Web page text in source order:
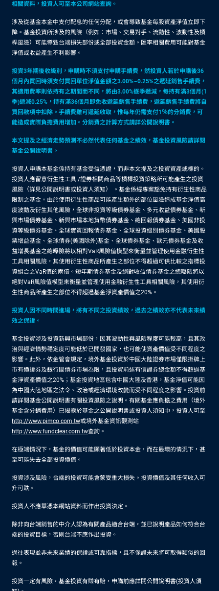
相關資料，投資人可至本公司網站查詢。
涉及從基金本金中支付配息的任何分配，或會導致基金每股資產淨值立即下
降。基金投資所涉及的風險（例如：市場、交易對手、流動性、波動性及槓
桿風險）可能導致台端損失部份或全部投資金額。匯率相關費用可能對基金
淨值或收益產生不利影響。
投資3年期後收級別，申購時不須支付申購手續費，然投資人若於申購後36
個月內買回時須支付買回單位淨值金額之3.00%~0.25%之遞延銷售手續費，
其適用費率則依持有之期間而不同，將由3.00%逐季遞減，每持有滿3個月(1
季)遞減0.25%，持有滿36個月即免收遞延銷售手續費，遞延銷售手續費將自
買回款項中扣除。手續費雖可遞延收取，惟每年仍需支付1％的分銷費，可
能造成實際負擔費用增加。分銷費之計算方式請詳公開說明書。
本文提及之經濟走勢預測不必然代表任何基金之績效，基金投資風險請詳閱
基金公開說明書。
投資人申購本基金係持有基金受益憑證，而非本文提及之投資資產或標的。
投資人應留意衍生性工具 /證券相關商品等槓桿投資策略所可能產生之投資
風險（詳見公開說明書或投資人須知） 。基金係經專案豁免持有衍生性商品
限制之基金。由於使用衍生性商品可能產生額外的部位風險造成基金淨值高
度波動及衍生其他風險，全球非投資等級債券基金、多元收益債券基金、新
興市場債券基金、新興市場本地貨幣債券基金、總回報債券基金、美國非投
資等級債券基金、全球實質回報債券基金、全球投資級別債券基金、美國股
票增益基金、全球債券(美國除外)基金、全球債券基金、歐元債券基金及收
益增長基金之總曝險將以相對VaR風險值模型來衡量並管理使用金融衍生性
工具相關風險，其使用衍生性商品所產生之部位不得超過可供比較之指標投
資組合之VaR值的兩倍。短年期債券基金及絕對收益債券基金之總曝險將以
絕對VaR風險值模型來衡量並管理使用金融衍生性工具相關風險，其使用衍
生性商品所產生之部位不得超過基金淨資產價值之20%。
投資人因不同時間進場，將有不同之投資績效，過去之績效亦不代表未來績
效之保證。
基金投資涉及投資新興市場部份，因其波動性與風險程度可能較高，且其政
治與經濟情勢穩定度可能低於已開發國家，也可能使資產價值受不同程度之
影響。此外，依金管會規定，境外基金投資於中國大陸證券市場僅限掛牌上
市有價證券及銀行間債券市場為限，且投資前述有價證券總金額不得超過基
金淨資產價值之20%；基金投資地區包含中國大陸及香港，基金淨值可能因
為中國大陸地區之法令、政治或經濟環境改變而受不同程度之影響。投資前
請詳閱基金公開說明書有關投資風險之說明。有關基金應負擔之費用（境外
基金含分銷費用）已揭露於基金之公開說明書或投資人須知中，投資人可至
http://www.pimco.com.tw或境外基金資訊觀測站
http://www.fundclear.com.tw查詢。
在極端情況下，基金的價值可能顯著低於投資本金，而在最壞的情況下，甚
至可能失去全部投資價值。
投資涉及風險，台端的投資可能會蒙受重大損失。投資價值及其任何收入可
升可跌。
投資人不應單憑本網站資料而作出投資決定。
除非向台端銷售的中介人認為有關產品適合台端，並已說明產品如何符合台
端的投資目標，否則台端不應作出投資。
過往表現並非未來業績的保證或可靠指標，且不保證未來將可取得類似的回
報。
投資一定有風險，基金投資有賺有賠，申購前應詳閱公開說明書(投資人須